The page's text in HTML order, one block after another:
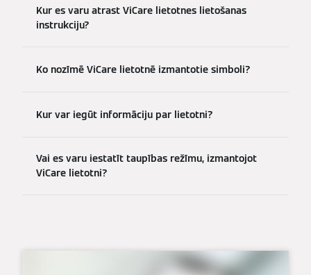
Kur es varu atrast ViCare lietotnes lietošanas
instrukciju?
Ko nozīmē ViCare lietotnē izmantotie simboli?
Kur var iegūt informāciju par lietotni?
Vai es varu iestatīt taupības režīmu, izmantojot
ViCare lietotni?